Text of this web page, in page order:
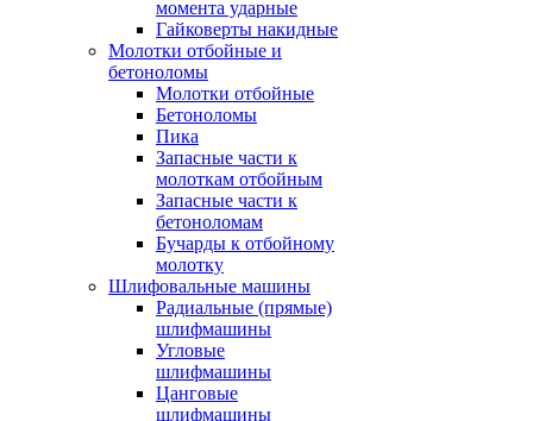
момента ударные
Гайковерты накидные
Молотки отбойные и
бетоноломы
Молотки отбойные
Бетоноломы
Пика
Запасные части к
молоткам отбойным
Запасные части к
бетоноломам
Бучарды к отбойному
молотку
Шлифовальные машины
Радиальные (прямые)
шлифмашины
Угловые
шлифмашины
Цанговые
шлифмашины